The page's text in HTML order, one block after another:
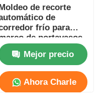
de recorte
de
frío para
de portavasos
lateral de la
carrocería del
Mejor precio
Ahora Charle